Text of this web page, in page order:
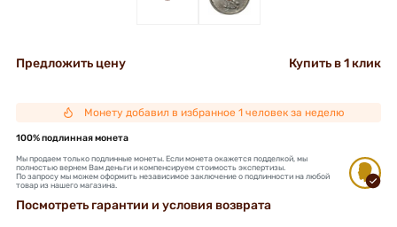
Предложить цену Купить в 1 клик
Монету добавил в избранное 1 человек за неделю
100% подлинная монета
Мы продаем только подлинные монеты. Если монета окажется подделкой, мы
полностью вернем Вам деньги и компенсируем стоимость экспертизы.
По запросу мы можем оформить независимое заключение о подлинности на любой
товар из нашего магазина.
Посмотреть гарантии и условия возврата